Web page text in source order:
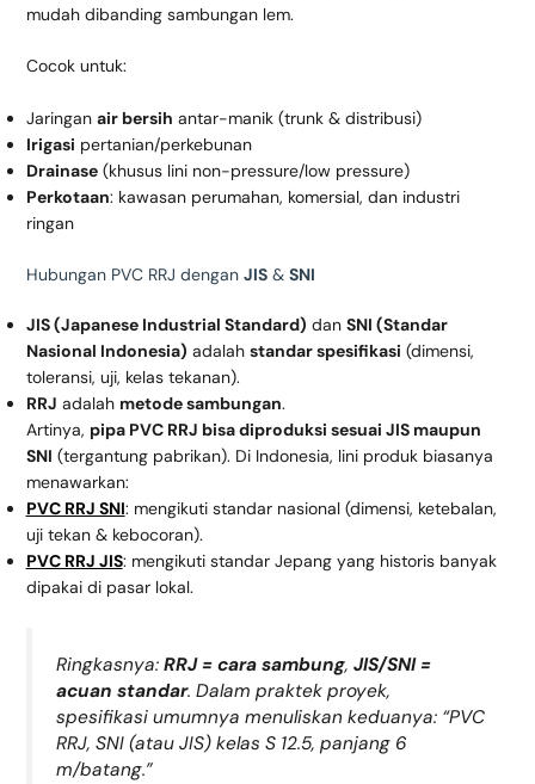
mudah dibanding sambungan lem.
Cocok untuk:
Jaringan air bersih antar-manik (trunk & distribusi)
Irigasi pertanian/perkebunan
Drainase(khusus lini non-pressure/low pressure)
Perkotaan: kawasan perumahan, komersial, dan industri
ringan
Hubungan PVC RRJ dengan JIS& SNI
JIS (Japanese Industrial Standard) dan SNI (Standar
Nasional Indonesia) adalah standar spesifikasi (dimensi,
toleransi, uji, kelas tekanan).
RRJ adalah metode sambungan.
Artinya, pipa PVC RRJ bisa diproduksi sesuai JIS maupun
SNI (tergantung pabrikan). Di Indonesia, lini produk biasanya
menawarkan:
PVC RRJ SNI: mengikuti standar nasional (dimensi, ketebalan,
uji tekan & kebocoran).
PVC RRJ JIS: mengikuti standar Jepang yang historis banyak
dipakai di pasar lokal.
Ringkasnya: RRJ = cara sambung, JIS/SNI =
acuan standar. Dalam praktek proyek,
spesifikasi umumnya menuliskan keduanya: “PVC
RRJ, SNI (atau JIS) kelas S 12.5, panjang 6
m/batang.”